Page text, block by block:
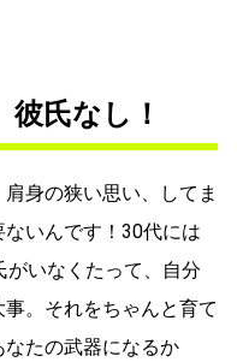
氏なし！
身の狭い思い、してま
いんです！30代には
いなくたって、自分
。それをちゃんと育て
たの武器になるか